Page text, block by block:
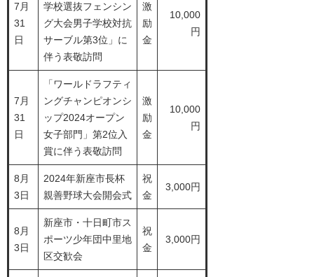
7月
31
日
学校選抜フェンシン
グ大会男子学校対抗
サーブル第3位」に
伴う表敬訪問
激
励
金
10,000
円
7月
31
日
「ワールドラフティ
ングチャンピオンシ
ップ2024オープン
女子部門」第2位入
賞に伴う表敬訪問
激
励
金
10,000
円
8月
3日
2024年新座市長杯
親善野球大会開会式
祝
金
3,000円
8月
3日
新座市・十日町市ス
ポーツ少年団中里地
区交歓会
祝
金
3,000円